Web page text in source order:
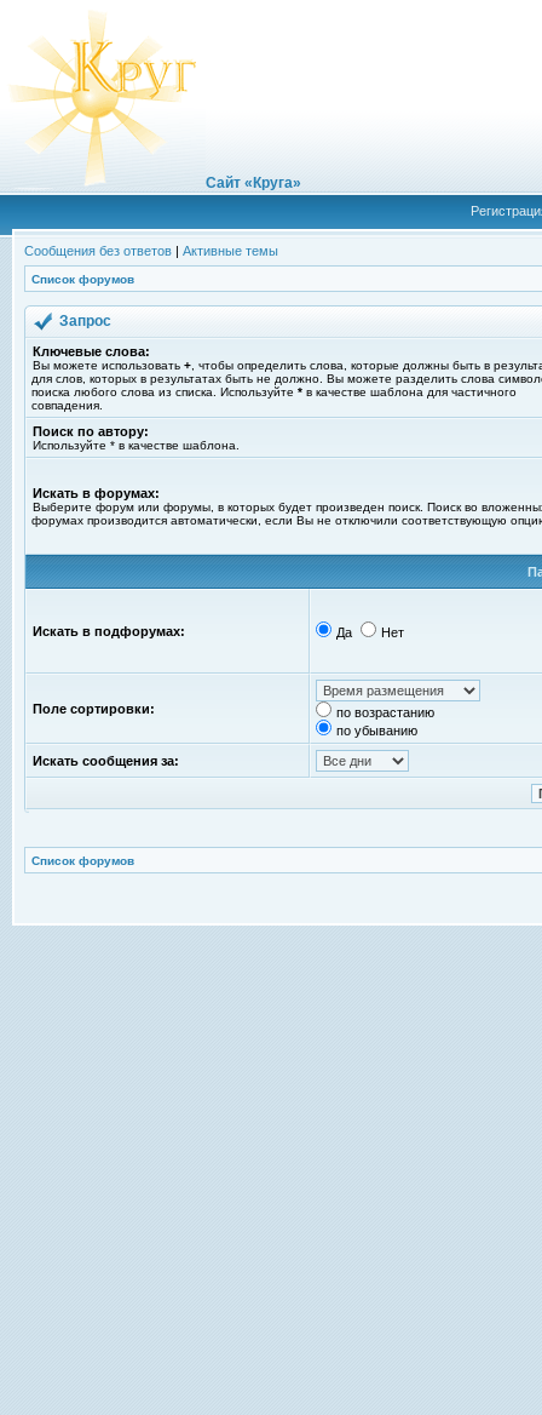
Сайт «Круга»
Сообщения без ответов | Активные темы
Список форумов
Запрос
Ключевые слова:
Вы можете использовать + , чтобы определить слова, которые должны быть в
для слов, которых в результатах быть не должно. Вы можете разделить слова
поиска любого слова из списка. Используйте * в качестве шаблона для частичного
совпадения.
Поиск по автору:
Используйте * в качестве шаблона.
Искать в форумах:
Выберите форум или форумы, в которых будет произведен поиск. Поиск во
форумах производится автоматически, если Вы не отключили соответствующую
Искать в подфорумах: Да Нет
Поле сортировки:
по возрастанию
по убыванию
Искать сообщения за:
Список форумов